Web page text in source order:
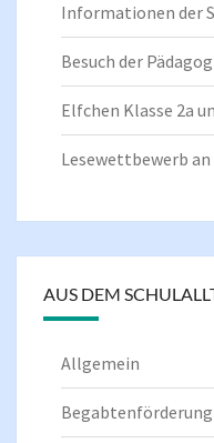
Informationen der
Besuch der
Elfchen Klasse 2a
Lesewettbewerb
AUS DEM
Allgemein
Begabtenförderung